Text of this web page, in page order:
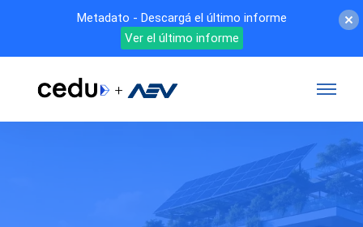
Metadato - Descargá el último informe
Ver el último informe